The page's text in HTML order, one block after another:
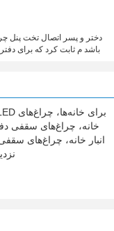
120cm باشد م ثابت کرد که برای دفتر
خانه، چراغ‌های سقفی